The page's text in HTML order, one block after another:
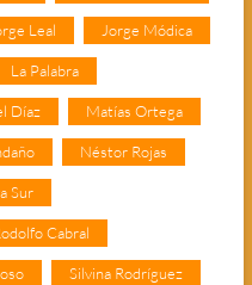
Leal Jorge Módica
La Palabra
Díaz Matías Ortega
Néstor Rojas
Sur
Cabral
Silvina Rodríguez